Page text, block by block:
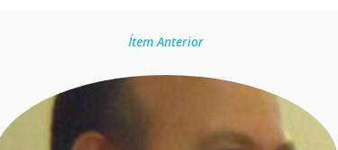
Ítem Anterior